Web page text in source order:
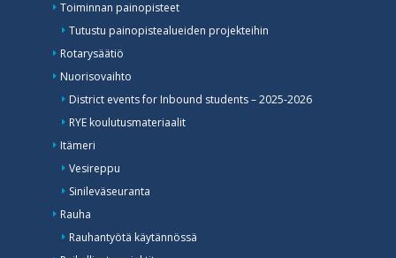
Toiminnan painopisteet
Tutustu painopistealueiden projekteihin
Rotarysäätiö
Nuorisovaihto
District events for Inbound students – 2025-2026
RYE koulutusmateriaalit
Itämeri
Vesireppu
Sinileväseuranta
Rauha
Rauhantyötä käytännössä